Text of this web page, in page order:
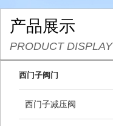
产品展示
PRODUCT DISPLAY
西门子阀门
西门子减压阀